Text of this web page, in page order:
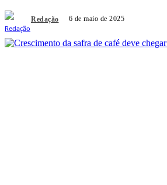
Redação 6 de maio de 2025